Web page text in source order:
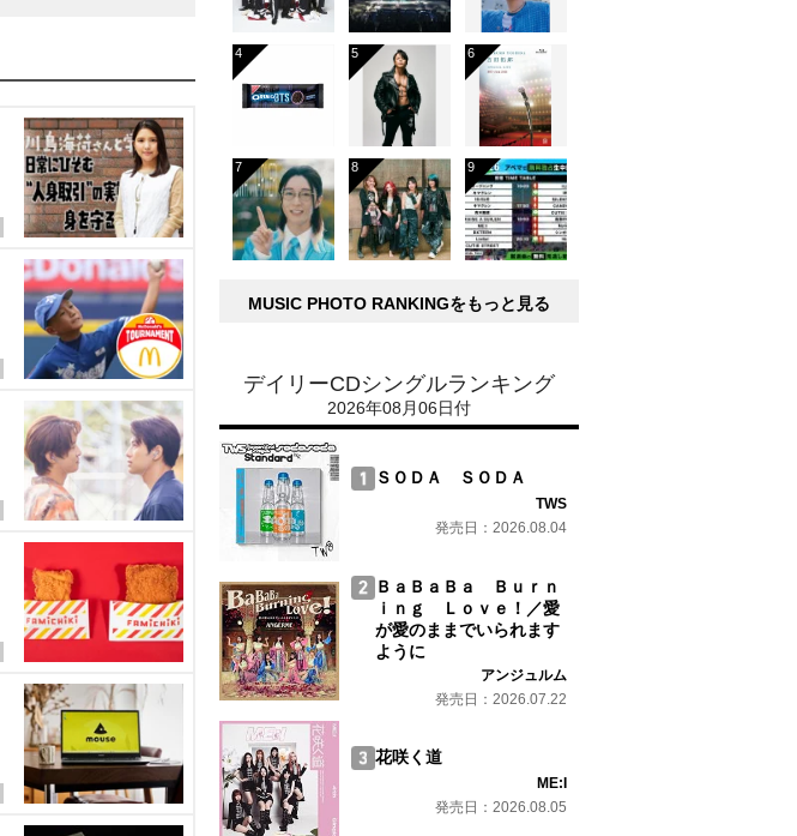
MUSIC PHOTO RANKINGをもっと見る
デイリーCDシングルランキング
2026年08月06日付
ＳＯＤＡ ＳＯＤＡ
TWS
発売日：2026.08.04
ＢａＢａＢａ Ｂｕｒｎ
ｉｎｇ Ｌｏｖｅ！／愛
が愛のままでいられます
ように
アンジュルム
発売日：2026.07.22
花咲く道
ME:I
発売日：2026.08.05